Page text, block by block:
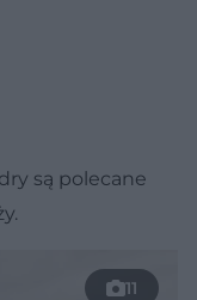
są polecane
11